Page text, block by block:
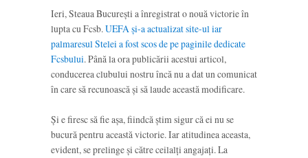
Ieri, Steaua București a înregistrat o nouă victorie în
lupta cu Fcsb.UEFA și-a actualizat site-ul iar
palmaresul Stelei a fost scos de pe paginile dedicate
Fcsbului. Până la ora publicării acestui articol,
conducerea clubului nostru încă nu a dat un comunicat
în care să recunoască și să laude această modificare.
Și e firesc să fie așa, fiindcă știm sigur că ei nu se
bucură pentru această victorie. Iar atitudinea aceasta,
evident, se prelinge și către ceilalți angajați. La